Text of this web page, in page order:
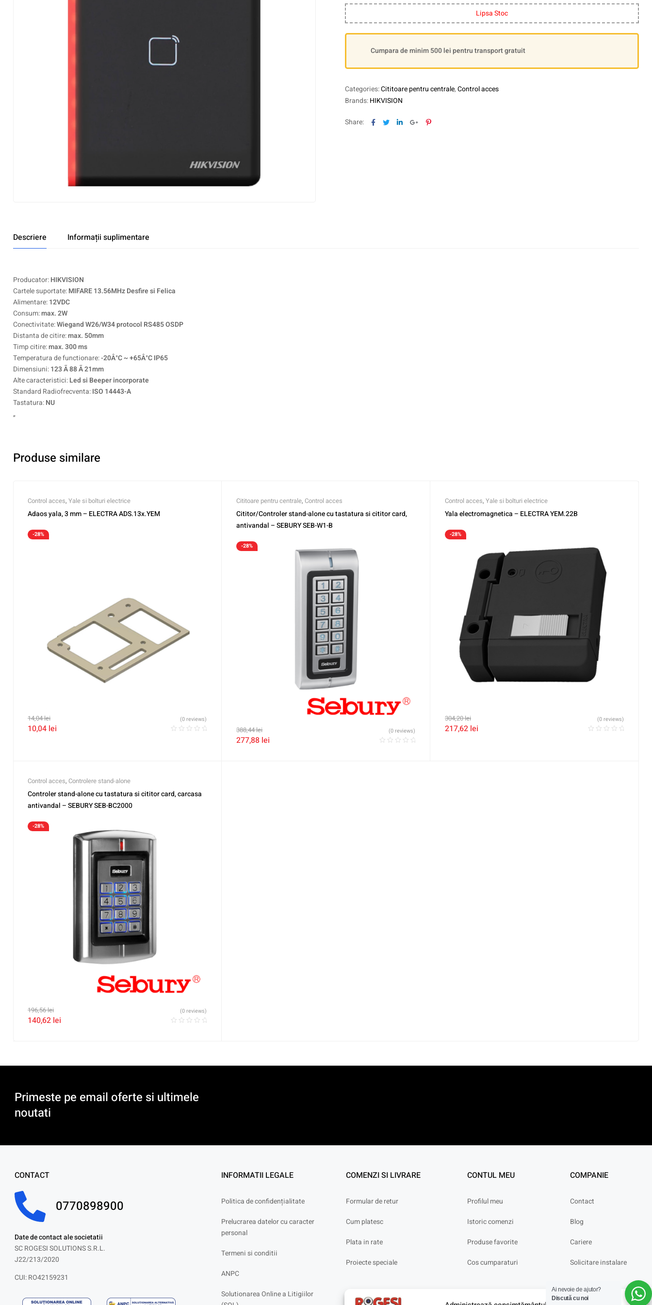
Lipsa Stoc
Cumpara de minim 500 lei pentru transport gratuit
Categories:Cititoare pentru centrale,Control acces
Brands:HIKVISION
Share: Facebook
TwitterLinkedinGoogle+Pinterest
Descriere Informații suplimentare
Producator:HIKVISION
Cartele suportate:MIFARE 13.56MHz Desfire si Felica
Alimentare:12VDC
Consum:max. 2W
Conectivitate:Wiegand W26/W34 protocol RS485 OSDP
Distanta de citire:max. 50mm
Timp citire:max. 300 ms
Temperatura de functionare:-20Â°C ~ +65Â°C IP65
Dimensiuni:123 Ã 88 Ã 21mm
Alte caracteristici:Led si Beeper incorporate
Standard Radiofrecventa:ISO 14443-A
Tastatura:NU
„
Produse similare
Control acces, Yale si bolturi electrice
Adaos yala, 3 mm – ELECTRA ADS.13x.YEM
-28%
14,04lei
10,04 lei
(0 reviews)
Cititoare pentru centrale, Control acces
Cititor/Controler stand-alone cu tastatura si cititor card,
antivandal – SEBURY SEB-W1-B
-28%
388,44lei
277,88 lei
(0 reviews)
Control acces, Yale si bolturi electrice
Yala electromagnetica – ELECTRA YEM.22B
-28%
304,20lei
217,62 lei
(0 reviews)
Control acces, Controlere stand-alone
Controler stand-alone cu tastatura si cititor card, carcasa
antivandal – SEBURY SEB-BC2000
-28%
196,56lei
140,62 lei
(0 reviews)
Primeste pe email oferte si ultimele
noutati
CONTACT
0770898900
Date de contact ale societatii
SC ROGESI SOLUTIONS S.R.L.
J22/213/2020
CUI: RO42159231
INFORMATII LEGALE
Politica de confidențialitate
Prelucrarea datelor cu caracter
personal
Termeni si conditii
ANPC
Solutionarea Online a Litigiilor
COMENZI SI LIVRARE
Formular de retur
Cum platesc
Plata in rate
Proiecte speciale
CONTUL MEU
Profilul meu
Istoric comenzi
Produse favorite
Cos cumparaturi
COMPANIE
Contact
Blog
Cariere
Solicitare instalare
Ai nevoie de ajutor?
Discută cu noi